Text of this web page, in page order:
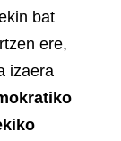
bat
ere,
izaera